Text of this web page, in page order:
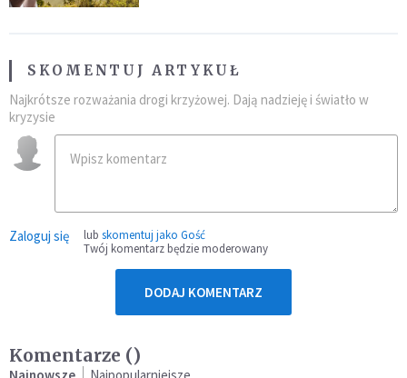
SKOMENTUJ ARTYKUŁ
Najkrótsze rozważania drogi krzyżowej. Dają nadzieję i światło w
kryzysie
Zaloguj się lub skomentuj jako Gość
Twój komentarz będzie moderowany
DODAJ KOMENTARZ
Komentarze ()